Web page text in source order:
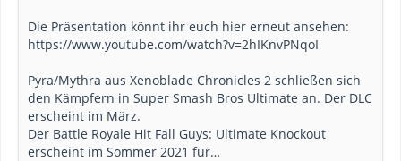
Die Präsentation könnt ihr euch hier erneut ansehen:
https://www.youtube.com/watch?v=2hIKnvPNqoI
Pyra/Mythra aus Xenoblade Chronicles 2 schließen sich
den Kämpfern in Super Smash Bros Ultimate an. Der DLC
erscheint im März.
Der Battle Royale Hit Fall Guys: Ultimate Knockout
erscheint im Sommer 2021 für…